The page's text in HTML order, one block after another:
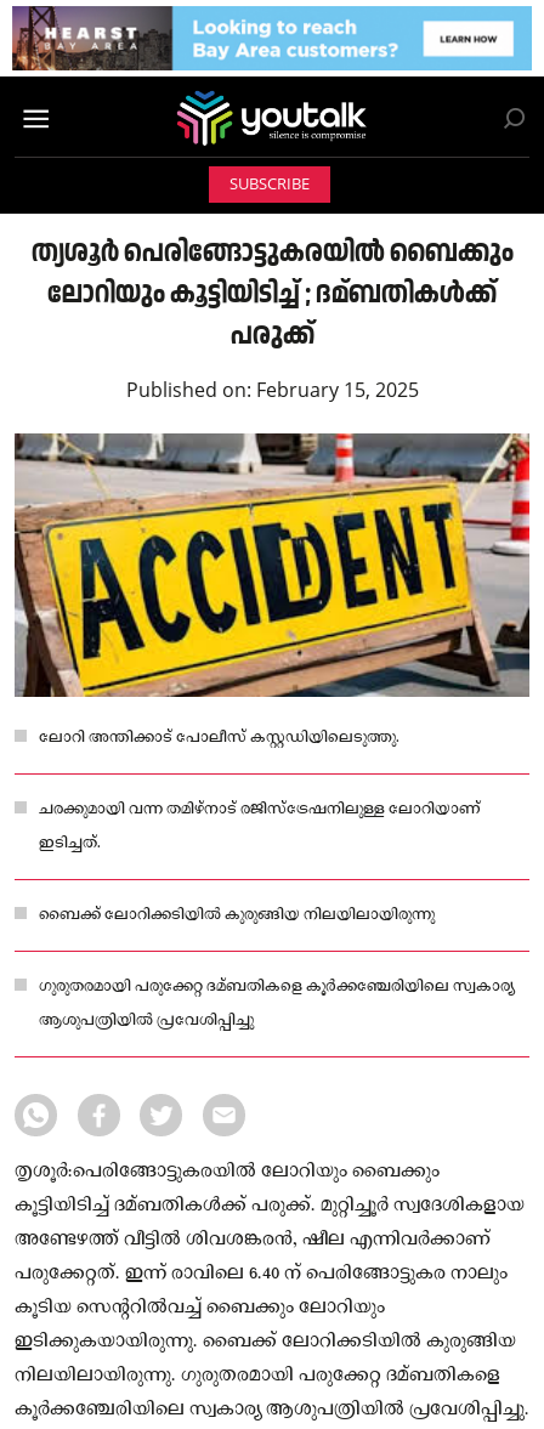
SUBSCRIBE
ത്യശൂർ പെരിങ്ങോട്ടുകരയിൽ ബൈക്കും
ലോറിയും കൂട്ടിയിടിച്ച് ; ദമ്ബതികൾക്ക്
പരുക്ക്
Published on: February 15, 2025
ലോറി അന്തിക്കാട് പോലീസ് കസ്റ്റഡിയിലെടുത്തു.
ചരക്കുമായി വന്ന തമിഴ്‌നാട് രജിസ്ട്രേഷനിലുള്ള ലോറിയാണ്
ഇടിച്ചത്.
ബൈക്ക് ലോറിക്കടിയിൽ കുരുങ്ങിയ നിലയിലായിരുന്നു
ഗുരുതരമായി പരുക്കേറ്റ ദമ്ബതികളെ കൂർക്കഞ്ചേരിയിലെ സ്വകാര്യ
ആശുപത്രിയിൽ പ്രവേശിപ്പിച്ചു
തൃശൂർ:പെരിങ്ങോട്ടുകരയിൽ ലോറിയും ബൈക്കും
കൂട്ടിയിടിച്ച് ദമ്ബതികൾക്ക് പരുക്ക്. മുറ്റിച്ചൂർ സ്വദേശികളായ
അണ്ടേഴത്ത് വീട്ടിൽ ശിവശങ്കരൻ, ഷീല എന്നിവർക്കാണ്
പരുക്കേറ്റത്. ഇന്ന് രാവിലെ 6.40 ന് പെരിങ്ങോട്ടുകര നാലും
കൂടിയ സെന്ററിൽവച്ച് ബൈക്കും ലോറിയും
ഇടിക്കുകയായിരുന്നു. ബൈക്ക് ലോറിക്കടിയിൽ കുരുങ്ങിയ
നിലയിലായിരുന്നു. ഗുരുതരമായി പരുക്കേറ്റ ദമ്ബതികളെ
കൂർക്കഞ്ചേരിയിലെ സ്വകാര്യ ആശുപത്രിയിൽ പ്രവേശിപ്പിച്ചു.